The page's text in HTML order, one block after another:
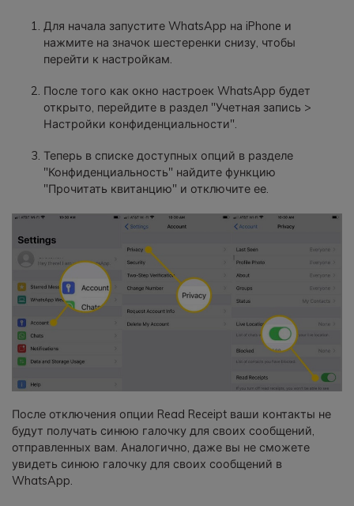
Для начала запустите WhatsApp на iPhone и
нажмите на значок шестеренки снизу, чтобы
перейти к настройкам.
После того как окно настроек WhatsApp будет
открыто, перейдите в раздел "Учетная запись >
Настройки конфиденциальности".
Теперь в списке доступных опций в разделе
"Конфиденциальность" найдите функцию
"Прочитать квитанцию" и отключите ее.
После отключения опции Read Receipt ваши контакты не
будут получать синюю галочку для своих сообщений,
отправленных вам. Аналогично, даже вы не сможете
увидеть синюю галочку для своих сообщений в
WhatsApp.